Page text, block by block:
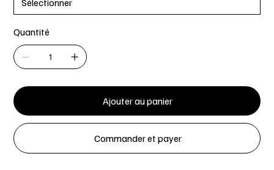
Quantité
Ajouter au panier
Commander et payer